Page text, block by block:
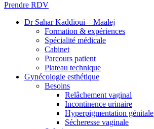
Prendre RDV
Dr Sahar Kaddioui – Maalej
Formation & expériences
Spécialité médicale
Cabinet
Parcours patient
Plateau technique
Gynécologie esthétique
Besoins
Relâchement vaginal
Incontinence urinaire
Hyperpigmentation génitale
Sécheresse vaginale